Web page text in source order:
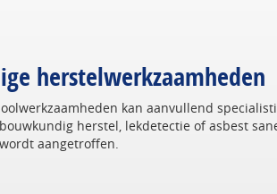
herstelwerkzaamheden
kan aanvullend
herstel, lekdetectie of asbest
aangetroffen.